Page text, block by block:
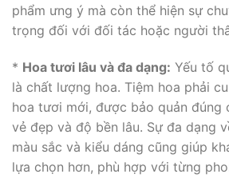
phẩm ưng ý mà còn thể hiện sự
trọng đối với đối tác hoặc người
* Hoa tươi lâu và đa dạng: Yếu tố
là chất lượng hoa. Tiệm hoa phải
hoa tươi mới, được bảo quản đúng
vẻ đẹp và độ bền lâu. Sự đa dạng
màu sắc và kiểu dáng cũng giúp
lựa chọn hơn, phù hợp với từng